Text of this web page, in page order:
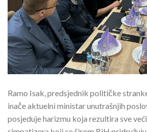
Ramo Isak, predsjednik političke stranke
inače aktuelni ministar unutrašnjih
posjeduje harizmu koja rezultira sve